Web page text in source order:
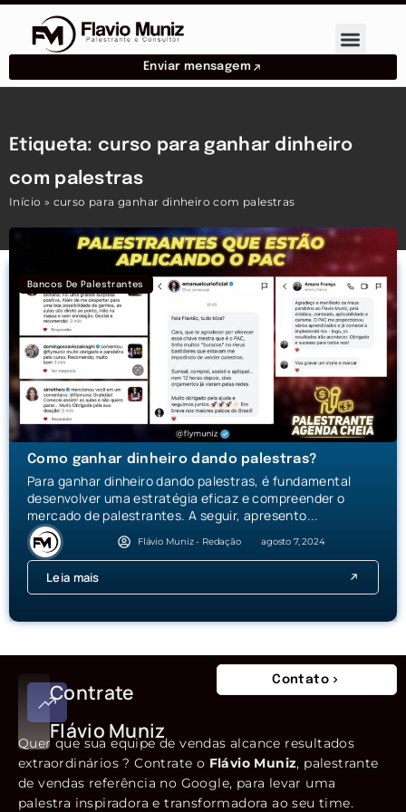
Enviar mensagem
Etiqueta: curso para ganhar dinheiro
com palestras
Início » curso para ganhar dinheiro com palestras
Bancos De Palestrantes
Como ganhar dinheiro dando palestras?
Para ganhar dinheiro dando palestras, é fundamental
desenvolver uma estratégia eficaz e compreender o
mercado de palestrantes. A seguir, apresento...
Flávio Muniz - Redação agosto 7, 2024
Leia mais
Contrate
Flávio Muniz
Contato
Quer que sua equipe de vendas alcance resultados
extraordinários ? Contrate o Flávio Muniz, palestrante
de vendas referência no Google, para levar uma
palestra inspiradora e transformadora ao seu time.